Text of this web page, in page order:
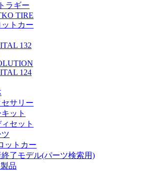
ラギー
TIRE
ットカー
132
124
セサリー
ット
セット
ットカー
終了モデル(パーツ検索用)
品